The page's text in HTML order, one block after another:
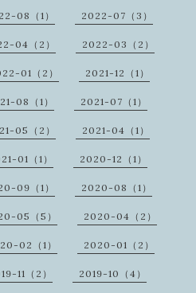
08（1） 2022-07（3）
04（2） 2022-03（2）
01（2） 2021-12（1）
08（1） 2021-07（1）
05（2） 2021-04（1）
01（1） 2020-12（1）
09（1） 2020-08（1）
05（5） 2020-04（2）
02（1） 2020-01（2）
11（2） 2019-10（4）